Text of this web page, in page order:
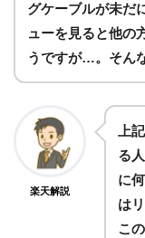
グケーブルが未だ
ューを見ると他の
うですが…。そん
楽天解説
上
る
に
は
こ